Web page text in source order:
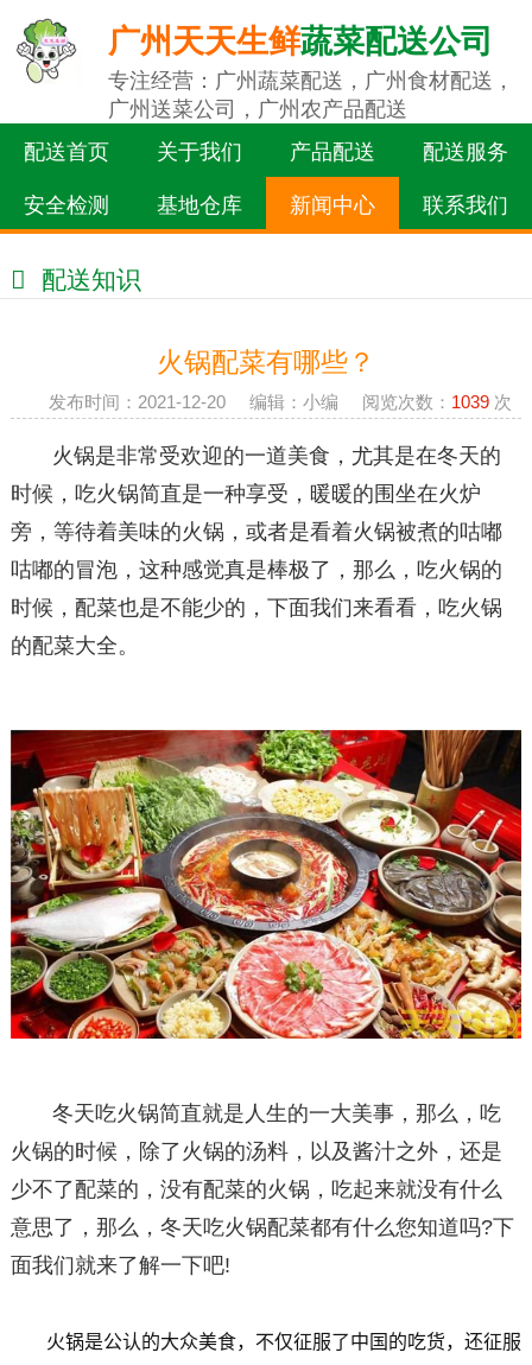
广州天天生鲜蔬菜配送公司
专注经营：广州蔬菜配送，广州食材配送，
广州送菜公司，广州农产品配送
配送首页
关于我们 产品配送 配送服务
安全检测 基地仓库 新闻中心 联系我们
配送知识
火锅配菜有哪些？
发布时间：2021-12-20 编辑：小编 阅览次数： 1039 次
火锅是非常受欢迎的一道美食，尤其是在冬天的
时候，吃火锅简直是一种享受，暖暖的围坐在火炉
旁，等待着美味的火锅，或者是看着火锅被煮的咕嘟
咕嘟的冒泡，这种感觉真是棒极了，那么，吃火锅的
时候，配菜也是不能少的，下面我们来看看，吃火锅
的配菜大全。
冬天吃火锅简直就是人生的一大美事，那么，吃
火锅的时候，除了火锅的汤料，以及酱汁之外，还是
少不了配菜的，没有配菜的火锅，吃起来就没有什么
意思了，那么，冬天吃火锅配菜都有什么您知道吗?下
面我们就来了解一下吧!
火锅是公认的大众美食，不仅征服了中国的吃货，还征服